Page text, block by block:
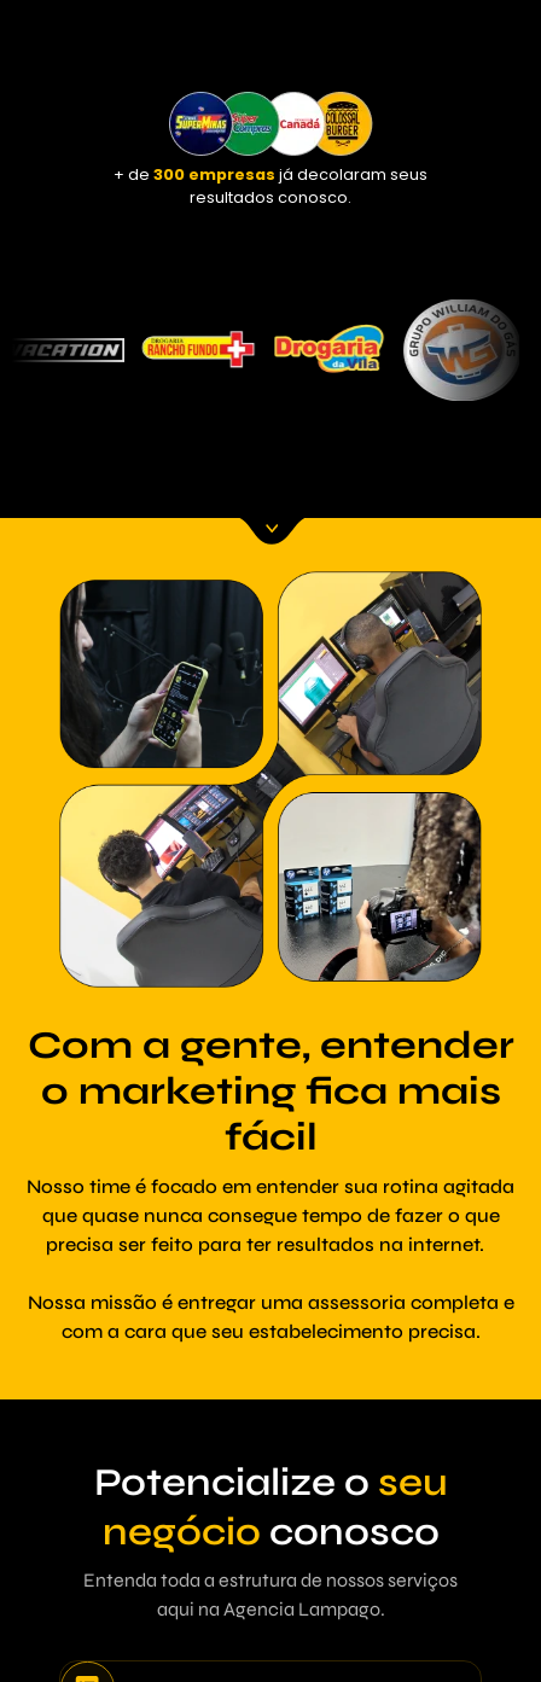
+ de 300 empresas já decolaram seus
resultados conosco.
Com a gente, entender
o marketing fica mais
fácil
Nosso time é focado em entender sua rotina agitada
que quase nunca consegue tempo de fazer o que
precisa ser feito para ter resultados na internet.
Nossa missão é entregar uma assessoria completa e
com a cara que seu estabelecimento precisa.
Potencialize o seu
negócio conosco
Entenda toda a estrutura de nossos serviços
aqui na Agencia Lampago.